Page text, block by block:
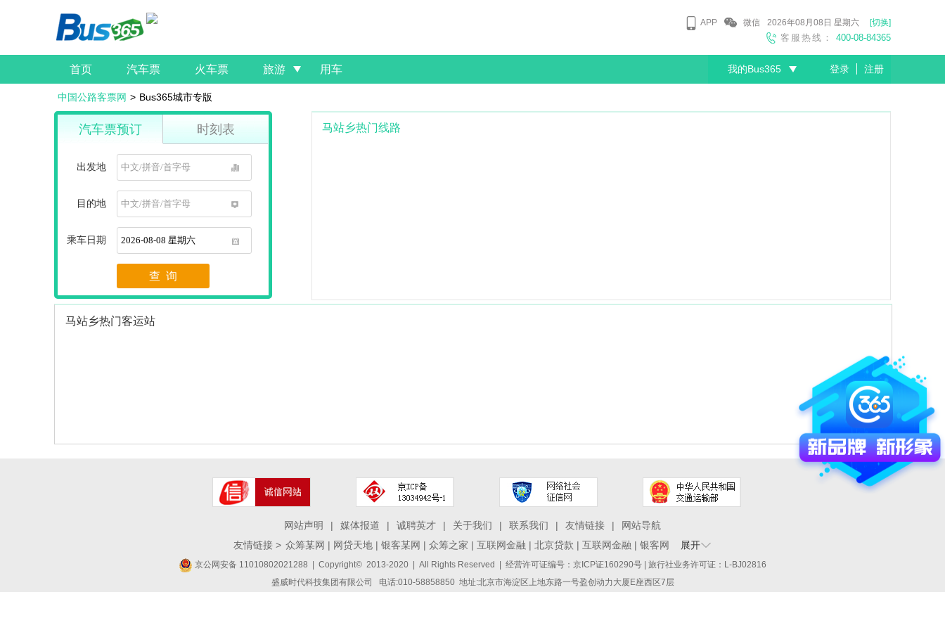
APP 微信 2026年08月08日 星期六 [切换]
客服热线： 400-08-84365
首页 汽车票 火车票 旅游 用车 我的Bus365 登录 注册
中国公路客票网 > Bus365城市专版
汽车票预订 时刻表
出发地
目的地
1
乘车日期
1
查 询
马站乡热门线路
马站乡热门客运站
网站声明 | 媒体报道 | 诚聘英才 | 关于我们 | 联系我们 | 友情链接 |
网站导航
友情链接 > 众筹某网 | 网贷天地 | 银客某网 | 众筹之家 | 互联网金融 | 北京贷款 | 互联网金融 | 银客网 展开
京公网安备 11010802021288 | Copyright© 2013-2020 | All Rights Reserved | 经营许可证编号：京ICP证160290号 | 旅行社业务许可证：L-BJ02816
盛威时代科技集团有限公司 电话:010-58858850 地址:北京市海淀区上地东路一号盈创动力大厦E座西区7层